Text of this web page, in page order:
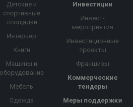
Детские и
спортивные
площадки
Интерьер
Книги
Машины и
оборудование
Мебель
Одежда
Инвестиции
Инвест-
мероприятия
Инвестиционные
проекты
Франшизы
Коммерческие
тендеры
Меры поддержки